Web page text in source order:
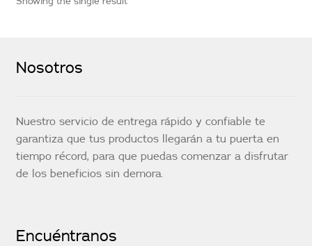
Nosotros
Nuestro servicio de entrega rápido y confiable te
garantiza que tus productos llegarán a tu puerta en
tiempo récord, para que puedas comenzar a disfrutar
de los beneficios sin demora.
Encuéntranos